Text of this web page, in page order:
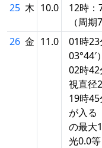
25 木 10.0
12時：
（周期
26 金 11.0 01時23
03°44′）
02時42
視直径
19時
が入る
の最大
光0.0等